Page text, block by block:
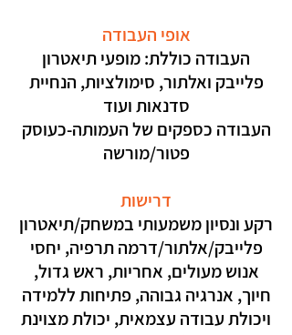
אופי העבודה
העבודה כוללת: מופעי תיאטרון
פלייבק ואלתור, סימולציות, הנחיית
סדנאות ועוד
העבודה כספקים של העמותה-כעוסק
פטור/מורשה
דרישות
רקע ונסיון משמעותי במשחק/תיאטרון
פלייבק/אלתור/דרמה תרפיה, יחסי
אנוש מעולים, אחריות, ראש גדול,
חיוך, אנרגיה גבוהה, פתיחות ללמידה
ויכולת עבודה עצמאית, יכולת מצוינת